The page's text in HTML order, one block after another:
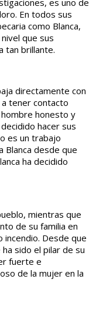
En todos sus
como Blanca,
que sus
tan brillante.
directamente con
a tener contacto
honesto y
hacer sus
es un trabajo
Blanca desde que
ha decidido
mientras que
de su familia en
incendio. Desde que
sido el pilar de su
fuerte e
de la mujer en la